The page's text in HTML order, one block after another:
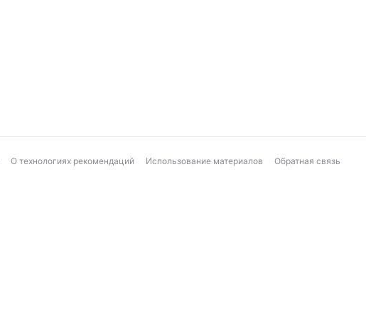
О технологиях рекомендаций Использование материалов Обратная связь